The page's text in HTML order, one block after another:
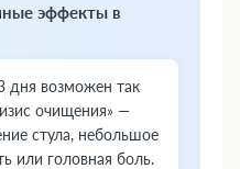
эффекты в
дня возможен так
очищения» —
стула, небольшое
или головная боль.